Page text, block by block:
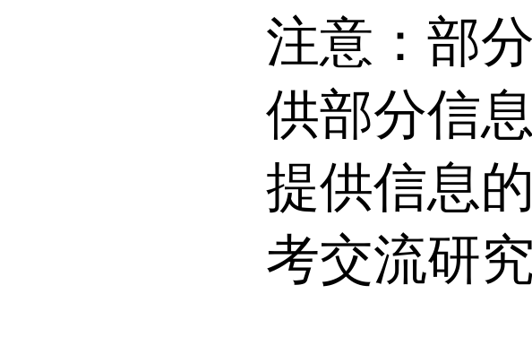
注意：部
供部分信
提供信息
考交流研究